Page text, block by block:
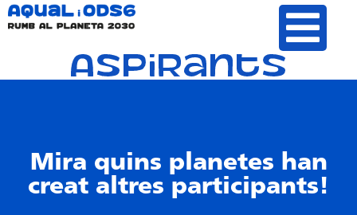
Aspirants
Mira quins planetes han
creat altres participants!